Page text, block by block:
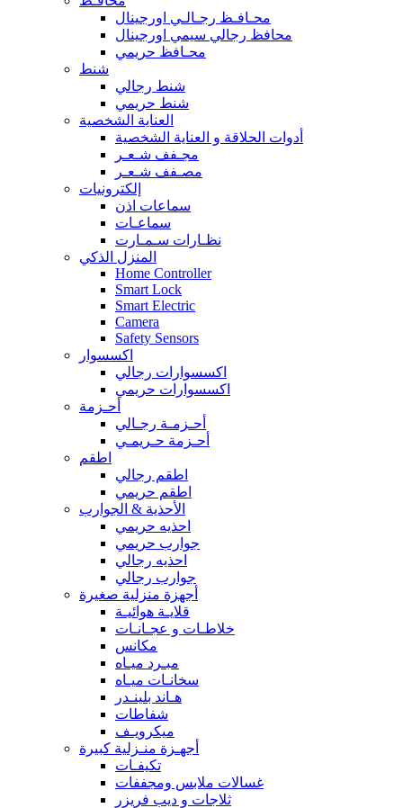
محـافـظ رجـالـي اورجينال
محافظ رجالي سيمي اورجينال
محـافظ حريمي
شنط
شنط رجالي
شنط حريمي
العناية الشخصية
أدوات الحلاقة و العناية الشخصية
مجـفف شـعـر
مصـفف شـعـر
إلكترونيات
سماعات اذن
سماعـات
نظـارات سـمـارت
المنزل الذكي
Home Controller
Smart Lock
Smart Electric
Camera
Safety Sensors
اكسسوار
اكسسوارات رجالي
اكسسوارات حريمي
أحـزمة
أحـزمـة رجـالي
أحـزمة حـريمـي
اطقم
اطقم رجالي
اطقم حريمي
الأحذية & الجوارب
احذيه حريمي
جوارب حريمي
احذيه رجالي
جوارب رجالي
أجهزة منزلية صغيرة
قلايـة هوائيـة
خلاطـات و عجـانـات
مكانس
مبـرد ميـاه
سخانـات ميـاه
هـاند بلينـدر
شفاطات
ميكرويـف
أجهـزة منـزلية كبيرة
تكيفـات
غسالات ملابس ومجففات
ثلاجات و ديب فريزر